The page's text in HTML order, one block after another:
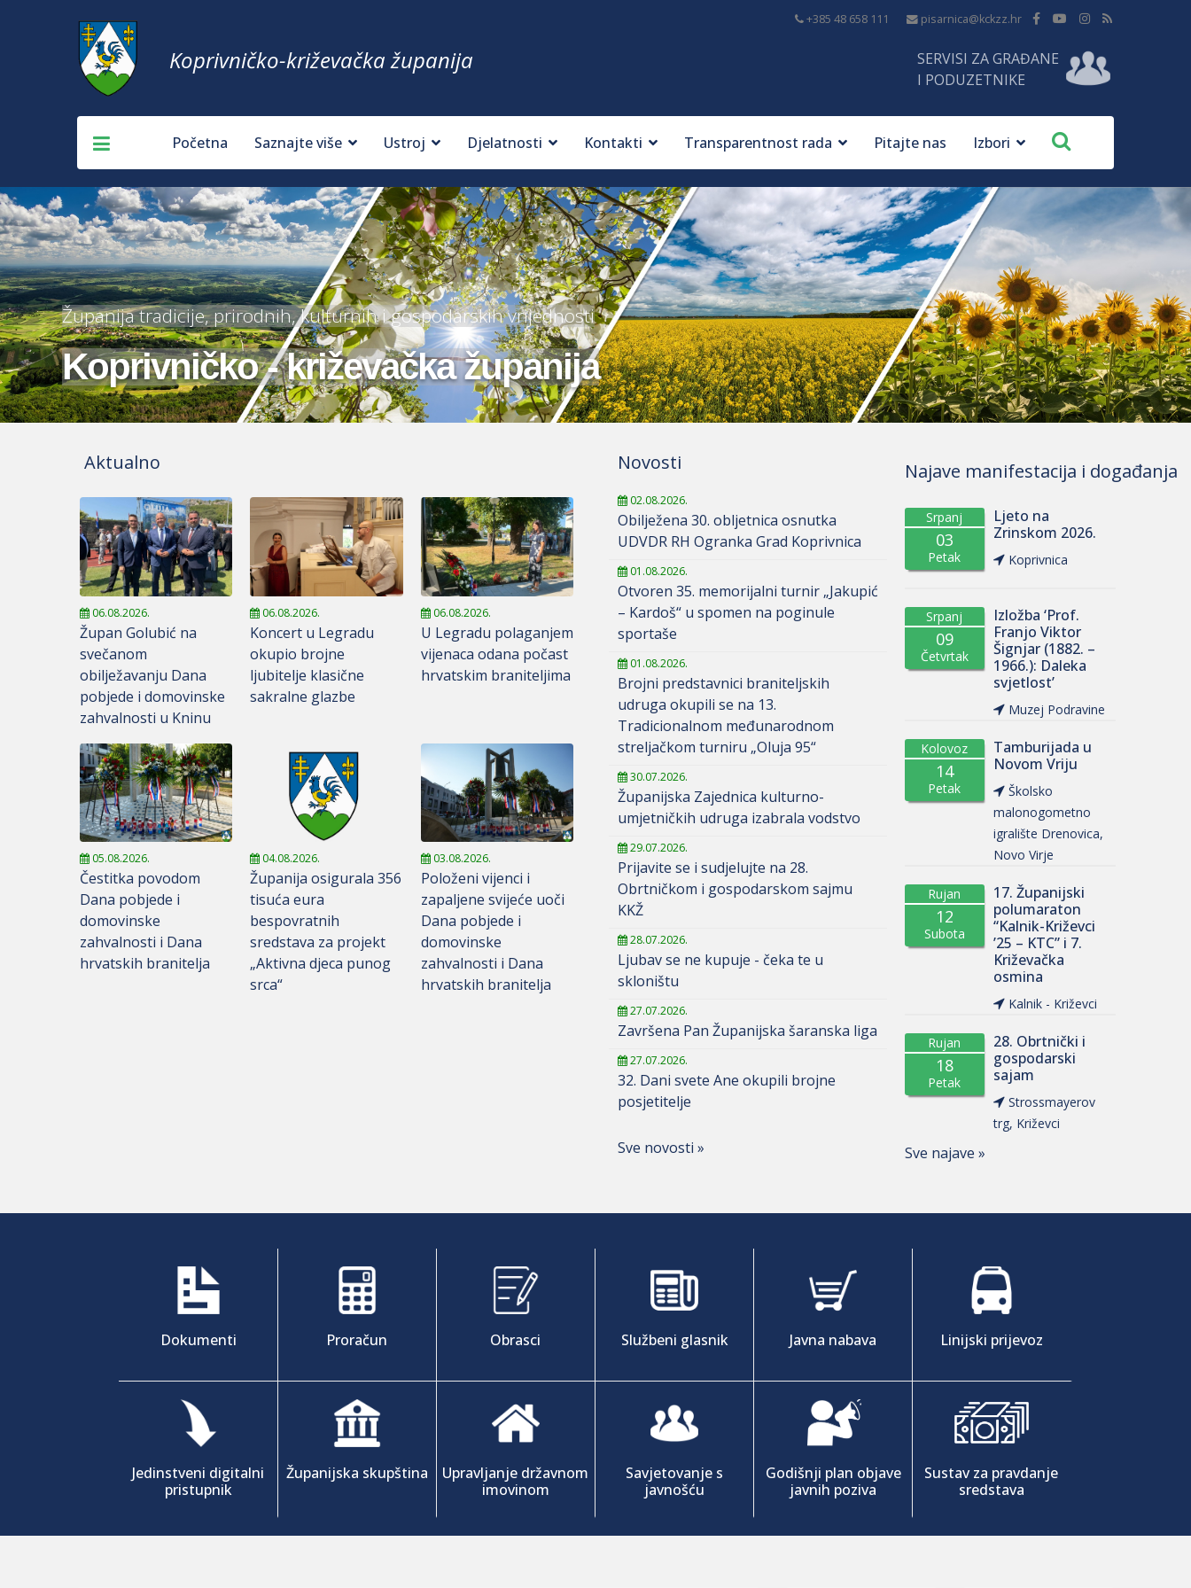
+385 48 658 111 pisarnica@kckzz.hr
Koprivničko-križevačka županija
SERVISI ZA GRAĐANE
I PODUZETNIKE
Početna Saznajte više Ustroj Djelatnosti Kontakti Transparentnost rada Pitajte nas Izbori
Županija tradicije, prirodnih, kulturnih i gospodarskih vrijednosti
Koprivničko - križevačka županija
Aktualno
06.08.2026.
Župan Golubić na
svečanom
obilježavanju Dana
pobjede i domovinske
zahvalnosti u Kninu
06.08.2026.
Koncert u Legradu
okupio brojne
ljubitelje klasične
sakralne glazbe
06.08.2026.
U Legradu polaganjem
vijenaca odana počast
hrvatskim braniteljima
05.08.2026.
Čestitka povodom
Dana pobjede i
domovinske
zahvalnosti i Dana
hrvatskih branitelja
04.08.2026.
Županija osigurala 356
tisuća eura
bespovratnih
sredstava za projekt
„Aktivna djeca punog
srca“
03.08.2026.
Položeni vijenci i
zapaljene svijeće uoči
Dana pobjede i
domovinske
zahvalnosti i Dana
hrvatskih branitelja
Novosti
02.08.2026.
Obilježena 30. obljetnica osnutka
UDVDR RH Ogranka Grad Koprivnica
01.08.2026.
Otvoren 35. memorijalni turnir „Jakupić
– Kardoš“ u spomen na poginule
sportaše
01.08.2026.
Brojni predstavnici braniteljskih
udruga okupili se na 13.
Tradicionalnom međunarodnom
streljačkom turniru „Oluja 95“
30.07.2026.
Županijska Zajednica kulturno-
umjetničkih udruga izabrala vodstvo
29.07.2026.
Prijavite se i sudjelujte na 28.
Obrtničkom i gospodarskom sajmu
KKŽ
28.07.2026.
Ljubav se ne kupuje - čeka te u
skloništu
27.07.2026.
Završena Pan Županijska šaranska liga
27.07.2026.
32. Dani svete Ane okupili brojne
posjetitelje
Sve novosti »
Najave manifestacija i događanja
Srpanj
03
Petak
Ljeto na
Zrinskom 2026.
Koprivnica
Srpanj
09
Četvrtak
Izložba ‘Prof.
Franjo Viktor
Šignjar (1882. –
1966.): Daleka
svjetlost’
Muzej Podravine
Kolovoz
14
Petak
Tamburijada u
Novom Vriju
Školsko
malonogometno
igralište Drenovica,
Novo Virje
Rujan
12
Subota
17. Županijski
polumaraton
“Kalnik-Križevci
’25 – KTC” i 7.
Križevačka
osmina
Kalnik - Križevci
Rujan
18
Petak
28. Obrtnički i
gospodarski
sajam
Strossmayerov
trg, Križevci
Sve najave »
Dokumenti Proračun Obrasci Službeni glasnik Javna nabava Linijski prijevoz
Jedinstveni digitalni
pristupnik
Županijska skupština
Upravljanje državnom
imovinom
Savjetovanje s
javnošću
Godišnji plan objave
javnih poziva
Sustav za pravdanje
sredstava